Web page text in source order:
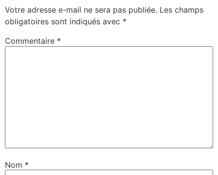
Votre adresse e-mail ne sera pas publiée. Les champs
obligatoires sont indiqués avec *
Commentaire *
Nom *